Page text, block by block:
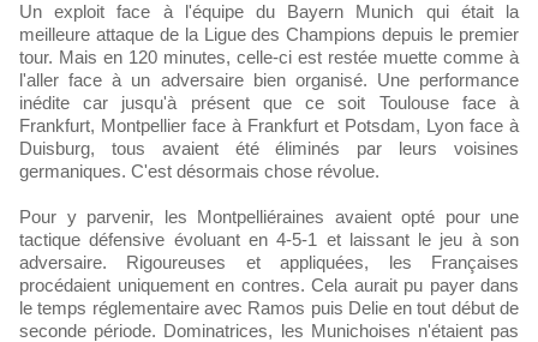
Un exploit face à l'équipe du Bayern Munich qui était la
meilleure attaque de la Ligue des Champions depuis le premier
tour. Mais en 120 minutes, celle-ci est restée muette comme à
l'aller face à un adversaire bien organisé. Une performance
inédite car jusqu'à présent que ce soit Toulouse face à
Frankfurt, Montpellier face à Frankfurt et Potsdam, Lyon face à
Duisburg, tous avaient été éliminés par leurs voisines
germaniques. C'est désormais chose révolue.
Pour y parvenir, les Montpelliéraines avaient opté pour une
tactique défensive évoluant en 4-5-1 et laissant le jeu à son
adversaire. Rigoureuses et appliquées, les Françaises
procédaient uniquement en contres. Cela aurait pu payer dans
le temps réglementaire avec Ramos puis Delie en tout début de
seconde période. Dominatrices, les Munichoises n'étaient pas